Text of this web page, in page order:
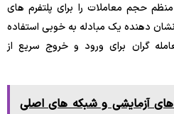
حجم معاملات را برای پلتفرم های
دهنده یک مبادله به خوبی استفاده
گران برای ورود و خروج سریع از
آزمایشی و شبکه های اصلی